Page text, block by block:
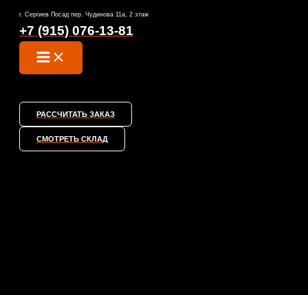
содержимому
г. Сергиев Посад пер. Чудинова 11а, 2 этаж
+7 (915) 076-13-81
MENU
РАССЧИТАТЬ ЗАКАЗ
СМОТРЕТЬ СКЛАД